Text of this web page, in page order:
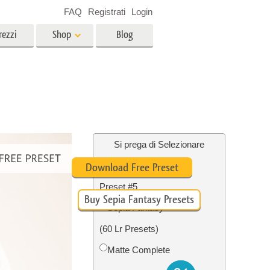
Servizi Foto Restauro
Shop Blog
FAQ Registrati Login
Si prega di Selezionare
Free Sepia Lightroom
Preset #5
Sepia Fantasy
(60 Lr Presets)
Matte Complete
Download Free Preset
Buy Sepia Fantasy Presets